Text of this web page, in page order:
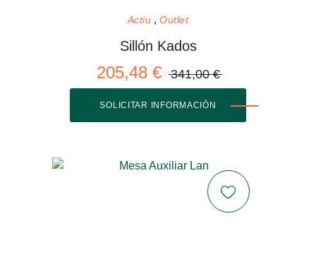
Actiu Outlet
Sillón Kados
205,48 € 341,00 €
SOLICITAR INFORMACIÓN